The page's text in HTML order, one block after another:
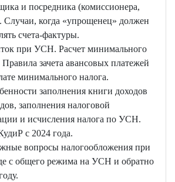
и посредника (комиссионера,
Случаи, когда «упрощенец» должен
счета-фактуры.
при УСН. Расчет минимального
Правила зачета авансовых платежей
минимального налога.
заполнения книги доходов
заполнения налоговой
и исчисления налога по УСН.
с 2024 года.
вопросы налогообложения при
с общего режима на УСН и обратно